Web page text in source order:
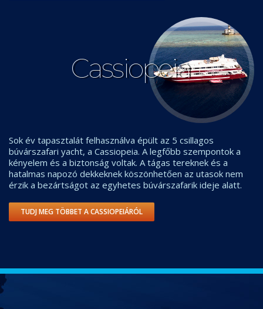
Cassiopeia
Sok év tapasztalát felhasználva épült az 5 csillagos
búvárszafari yacht, a Cassiopeia. A legfőbb szempontok a
kényelem és a biztonság voltak. A tágas tereknek és a
hatalmas napozó dekkeknek köszönhetően az utasok nem
érzik a bezártságot az egyhetes búvárszafarik ideje alatt.
TUDJ MEG TÖBBET A CASSIOPEIÁRÓL